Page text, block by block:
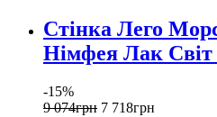
Стінка Лего
Німфея Лак Світ
-15%
9 074грн 7 718грн